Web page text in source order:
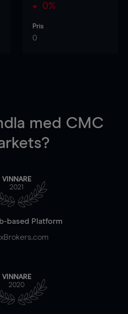
0%
Pris
0
med CMC
VINNARE
2021
based Platform
VINNARE
2020